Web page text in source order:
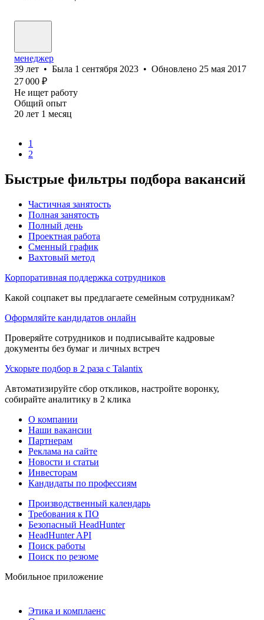
менеджер
39 лет • Была 1 сентября 2023 • Обновлено 25 мая 2017
27 000 ₽
Не ищет работу
Общий опыт
20 лет 1 месяц
1
2
Быстрые фильтры подбора вакансий
Частичная занятость
Полная занятость
Полный день
Проектная работа
Сменный график
Вахтовый метод
Корпоративная поддержка сотрудников
Какой соцпакет вы предлагаете семейным сотрудникам?
Оформляйте кандидатов онлайн
Проверяйте сотрудников и подписывайте кадровые
документы без бумаг и личных встреч
Ускорьте подбор в 2 раза с Talantix
Автоматизируйте сбор откликов, настройте воронку,
собирайте аналитику в 2 клика
О компании
Наши вакансии
Партнерам
Реклама на сайте
Новости и статьи
Инвесторам
Кандидаты по профессиям
Производственный календарь
Требования к ПО
Безопасный HeadHunter
HeadHunter API
Поиск работы
Поиск по резюме
Мобильное приложение
Этика и комплаенс